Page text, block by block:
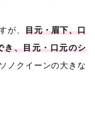
が、 目元・眉下、口
き、目元・口元のシ
ノクイーンの大きな